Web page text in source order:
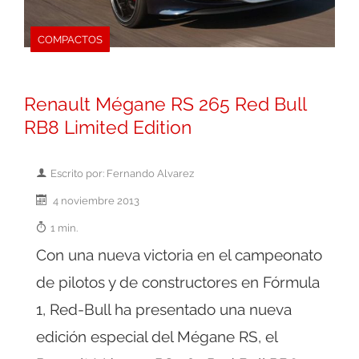
COMPACTOS
Renault Mégane RS 265 Red Bull
RB8 Limited Edition
Escrito por: Fernando Alvarez
4 noviembre 2013
1 min.
Con una nueva victoria en el campeonato
de pilotos y de constructores en Fórmula
1, Red-Bull ha presentado una nueva
edición especial del Mégane RS, el